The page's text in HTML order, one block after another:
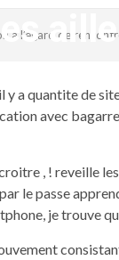
a l’egard de
y a quantite
avec
, ! reveille
le passe
je trouve